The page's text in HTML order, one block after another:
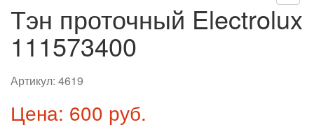
Тэн проточный Electrolux
111573400
Артикул: 4619
Цена: 600 руб.